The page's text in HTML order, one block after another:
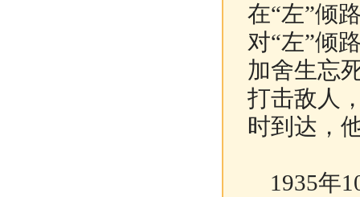
在“左”倾
对“左”倾
加舍生忘
打击敌人
时到达，
1935年